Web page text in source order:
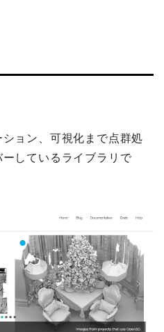
ョン、可視化まで点群処
しているライブラリで